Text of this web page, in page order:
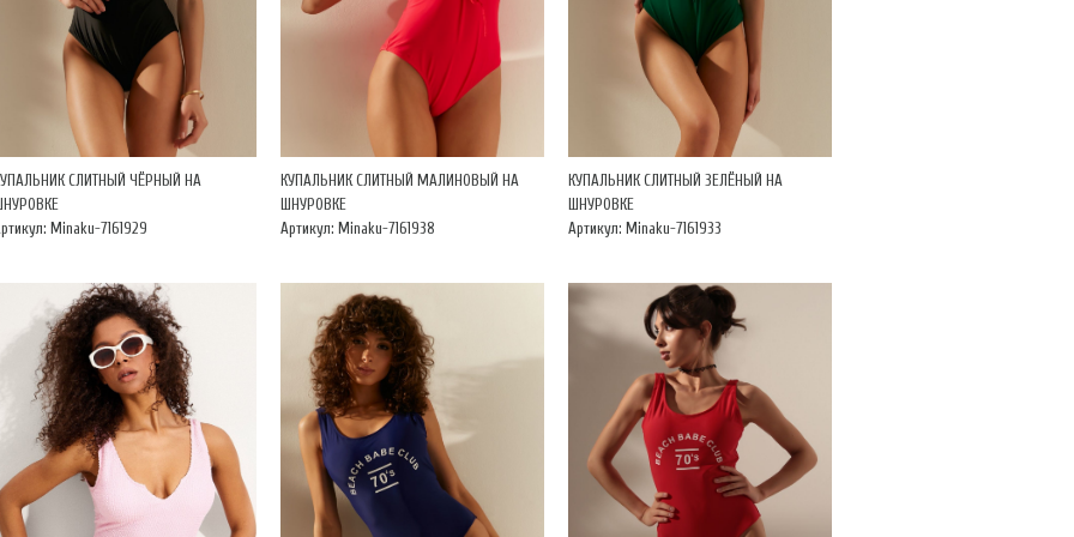
СЛИТНЫЙ ЧЁРНЫЙ НА
Minaku-7161929
КУПАЛЬНИК СЛИТНЫЙ МАЛИНОВЫЙ НА
ШНУРОВКЕ
Артикул: Minaku-7161938
КУПАЛЬНИК СЛИТНЫЙ ЗЕЛЁНЫЙ НА
ШНУРОВКЕ
Артикул: Minaku-7161933